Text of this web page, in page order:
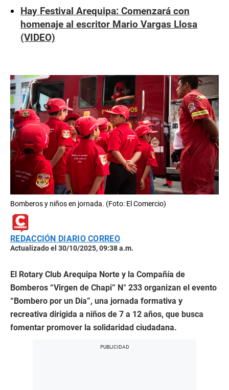
Hay Festival Arequipa: Comenzará con
homenaje al escritor Mario Vargas Llosa
(VIDEO)
Bomberos y niños en jornada. (Foto: El Comercio)
REDACCIÓN DIARIO CORREO
Actualizado el 30/10/2025, 09:38 a.m.
El Rotary Club Arequipa Norte y la Compañía de
Bomberos “Virgen de Chapi” N° 233 organizan el evento
“Bombero por un Día”, una jornada formativa y
recreativa dirigida a niños de 7 a 12 años, que busca
fomentar promover la solidaridad ciudadana.